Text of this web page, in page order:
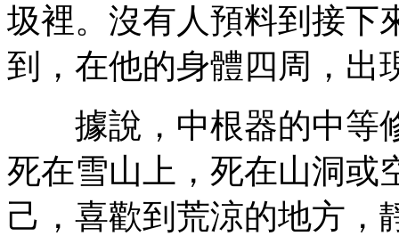
圾裡。沒有人預料到接下
到，在他的身體四周，出
據說，中根器的中等
死在雪山上，死在山洞或
己，喜歡到荒涼的地方，